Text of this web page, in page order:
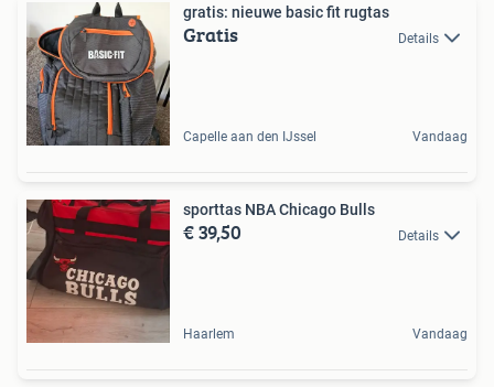
gratis: nieuwe basic fit rugtas
Gratis Details
Capelle aan den IJssel Vandaag
sporttas NBA Chicago Bulls
€ 39,50 Details
Haarlem Vandaag